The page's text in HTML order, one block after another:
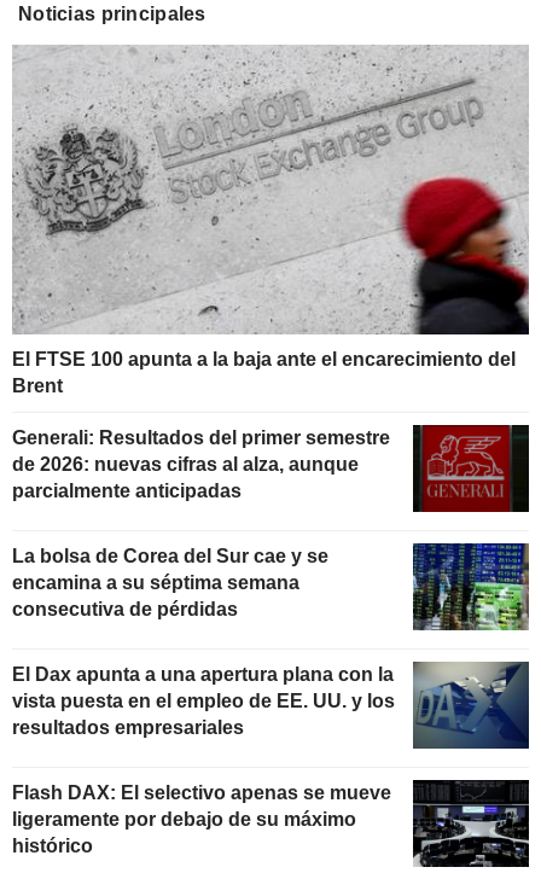
Noticias principales
El FTSE 100 apunta a la baja ante el encarecimiento del
Brent
Generali: Resultados del primer semestre
de 2026: nuevas cifras al alza, aunque
parcialmente anticipadas
La bolsa de Corea del Sur cae y se
encamina a su séptima semana
consecutiva de pérdidas
El Dax apunta a una apertura plana con la
vista puesta en el empleo de EE. UU. y los
resultados empresariales
Flash DAX: El selectivo apenas se mueve
ligeramente por debajo de su máximo
histórico